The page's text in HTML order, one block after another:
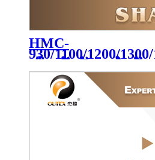
HMC-
930/1100/1200/
ເຄື່ອງຕັດອັດຕະໂນມັດ